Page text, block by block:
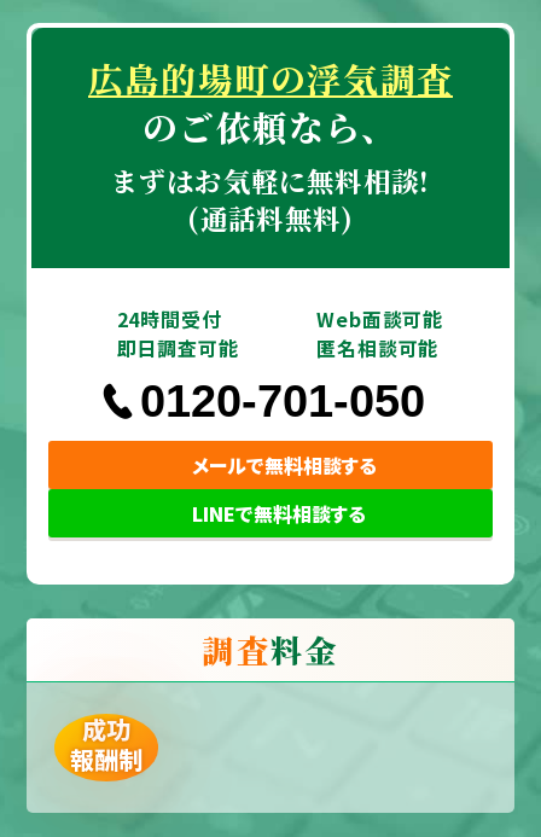
広島的場町の浮気調査
のご依頼なら、
まずはお気軽に無料相談!
(通話料無料)
24時間受付
Web面談可能
即日調査可能
匿名相談可能
0120-701-050
メールで無料相談する
LINEで無料相談する
調査料金
成功
報酬制